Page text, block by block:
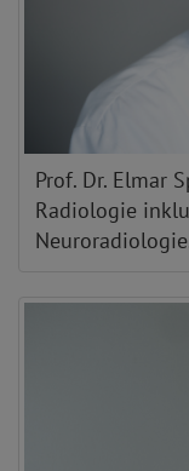
Prof. Dr. Elmar
Radiologie